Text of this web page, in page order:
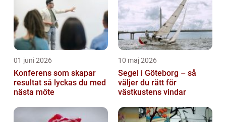
01 juni 2026
Konferens som skapar
resultat så lyckas du med
nästa möte
10 maj 2026
Segel i Göteborg – så
väljer du rätt för
västkustens vindar